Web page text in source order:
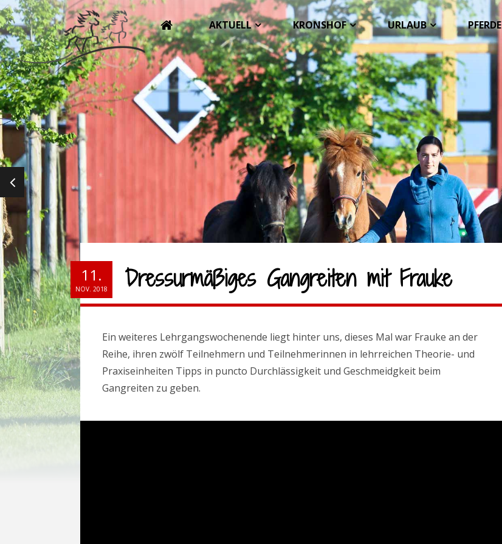
AKTUELL KRONSHOF URLAUB PFERDE
PREVIOUS
11.
NOV. 2018 Dressurmäßiges Gangreiten mit Frauke
Ein weiteres Lehrgangswochenende liegt hinter uns, dieses Mal war Frauke an der
Reihe, ihren zwölf Teilnehmern und Teilnehmerinnen in lehrreichen Theorie- und
Praxiseinheiten Tipps in puncto Durchlässigkeit und Geschmeidgkeit beim
Gangreiten zu geben.